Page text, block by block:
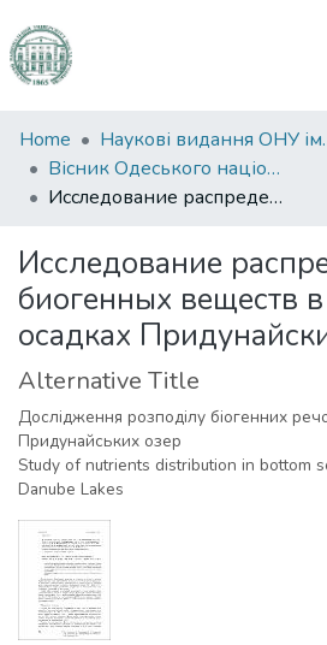
Communities
&
Collections
Statistics
Home
Наукові
Вісник Одеського національного університету. Екологія.
Исследование распределения биогенных веществ в донных осадках Придунайских озер
Исследование
биогенных веществ
осадках
Alternative Title
Дослідження розподілу біогенних
Придунайських озер
Study of nutrients distribution in bottom
Danube Lakes